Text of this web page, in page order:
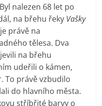
nalezen 68 let po
na břehu řeky Vašky
právě na
tělesa. Dva
na břehu
udeřili o kámen,
To právě vzbudilo
do hlavního města.
stříbřité barvy o